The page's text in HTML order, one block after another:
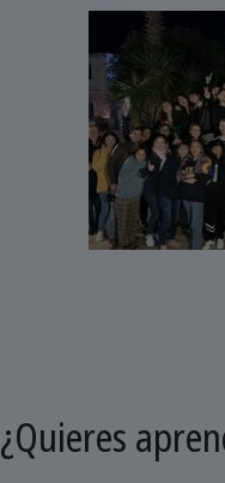
¿Quieres